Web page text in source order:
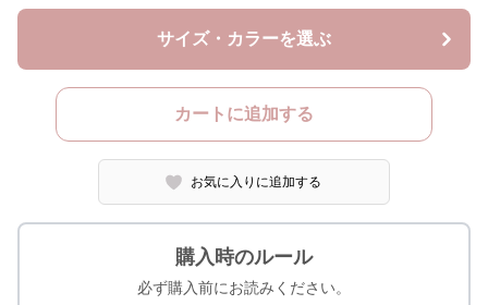
サイズ・カラーを選ぶ
カートに追加する
お気に入りに追加する
購入時のルール
必ず購入前にお読みください。